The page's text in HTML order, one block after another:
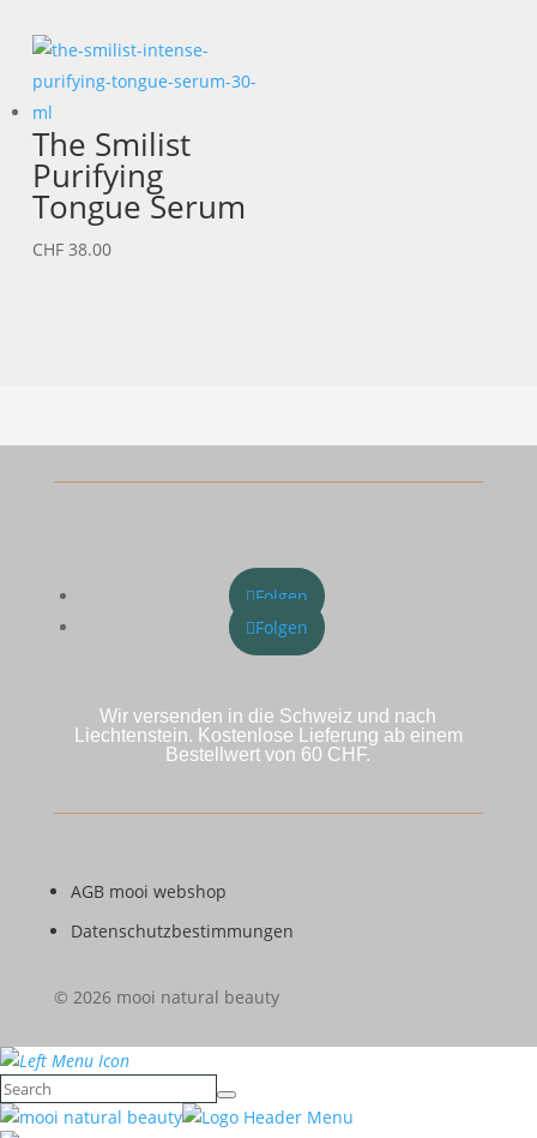
The Smilist
Purifying
Tongue Serum
CHF 38.00
Folgen
Folgen
Wir versenden in die Schweiz und nach
Liechtenstein. Kostenlose Lieferung ab einem
Bestellwert von 60 CHF.
AGB mooi webshop
Datenschutzbestimmungen
© 2026 mooi natural beauty